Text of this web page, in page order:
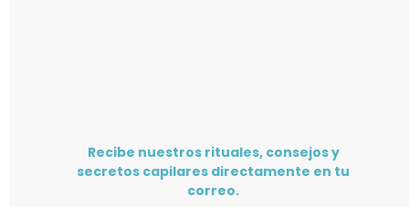
Recibe nuestros rituales, consejos y
secretos capilares directamente en tu
correo.